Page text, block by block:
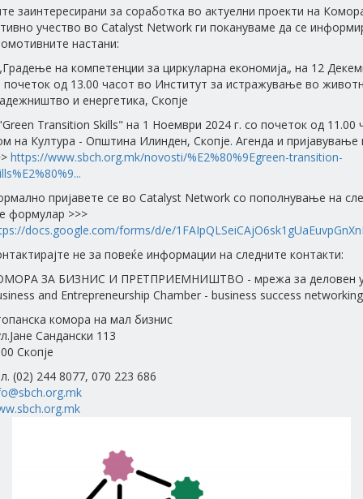
заинтересирани за соработка во актуелни проекти на
учество во Catalyst Network ги покануваме да се
настани:
на компетенции за циркуларна економија„ на 12
почеток од 13.00 часот во Институт за истражување во
и енергетика, Скопје
Transition Skills" на 1 Ноември 2024 г. со почеток од 11.00
на Култура - Општина Илинден, Скопје. Агенда и пријавување
https://www.sbch.org.mk/novosti/%E2%80%9Egreen-transition-
пријавете се во Catalyst Network со пополнување на
формулар >>>
docs.google.com/forms/d/e/
не за повеќе информации на следните контакти:
ЗА БИЗНИС И ПРЕТПРИЕМНИШТВО - мрежа за деловен
and Entrepreneurship Chamber - business success networking
комора на мал бизнис
Сандански 113
Скопје
(02) 244 8077, 070 223 686